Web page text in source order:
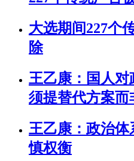
大选期间227个
除
王乙康：国人
须提替代方案而
王乙康：政治
慎权衡